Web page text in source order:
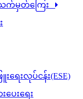
သက်မှတ်ကြေး
ရေးလုပ်ငန်း(ESE)
ေးရေး